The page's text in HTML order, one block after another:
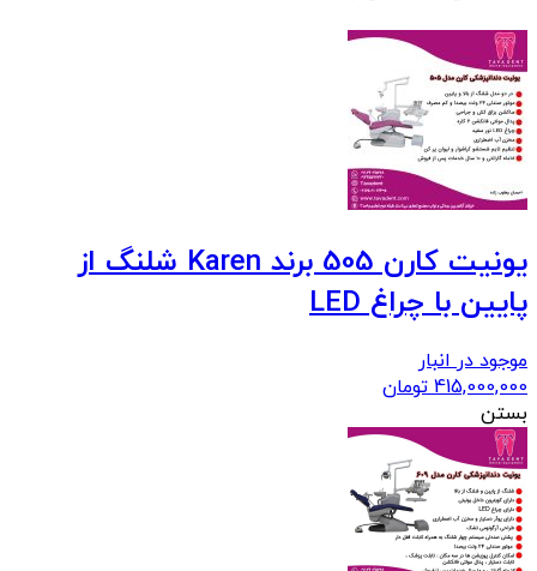
یونیت کارن 505 برند Karen شلنگ از
پایین با چراغ LED
موجود در انبار
415,000,000 تومان
بستن